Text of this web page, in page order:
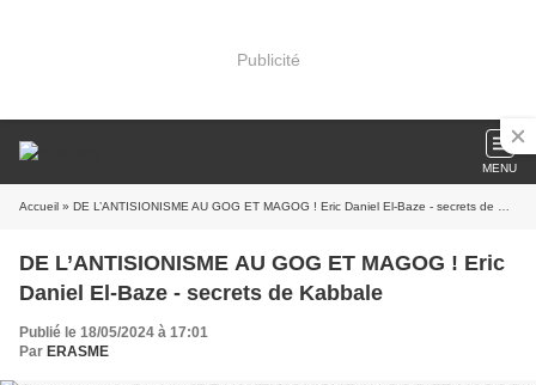
Publicité
MENU
Accueil » DE L’ANTISIONISME AU GOG ET MAGOG ! Eric Daniel El-Baze - secrets de Kabbale
DE L’ANTISIONISME AU GOG ET MAGOG ! Eric
Daniel El-Baze - secrets de Kabbale
Publié le 18/05/2024 à 17:01
Par ERASME